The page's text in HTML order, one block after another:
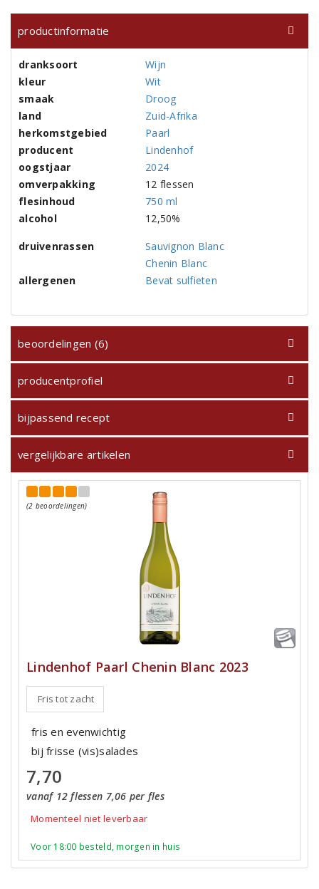
productinformatie
dranksoort
Wijn
kleur
Wit
smaak
Droog
land
Zuid-Afrika
herkomstgebied
Paarl
producent
Lindenhof
oogstjaar
2024
omverpakking
12 flessen
flesinhoud
750 ml
alcohol
12,50%
druivenrassen
Sauvignon Blanc
Chenin Blanc
allergenen
Bevat sulfieten
beoordelingen (6)
producentprofiel
bijpassend recept
vergelijkbare artikelen
(2 beoordelingen)
Lindenhof Paarl Chenin Blanc 2023
Fris tot zacht
fris en evenwichtig
bij frisse (vis)salades
7,70
vanaf 12 flessen 7,06 per fles
Momenteel niet leverbaar
Voor 18:00 besteld, morgen in huis